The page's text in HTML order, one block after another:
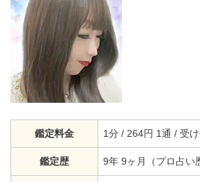
鑑定料金 1分 / 264円 1通 / 受
鑑定歴 9年 9ヶ月（プロ占い